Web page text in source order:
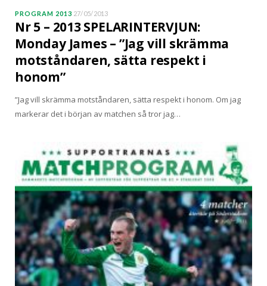
PROGRAM 2013 27/05/2013
Nr 5 – 2013 SPELARINTERVJUN:
Monday James – ”Jag vill skrämma
motståndaren, sätta respekt i
honom”
”Jag vill skrämma motståndaren, sätta respekt i honom. Om jag
markerar det i början av matchen så tror jag…